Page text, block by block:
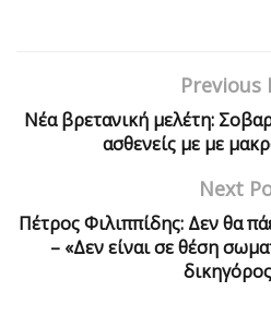
Previous
Νέα βρετανική μελέτη:
ασθενείς με με
Next
Πέτρος Φιλιππίδης: Δεν θα
– «Δεν είναι σε θέση